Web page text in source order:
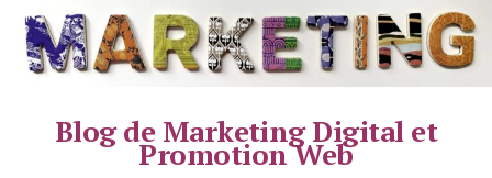
Blog de Marketing Digital et
Promotion Web